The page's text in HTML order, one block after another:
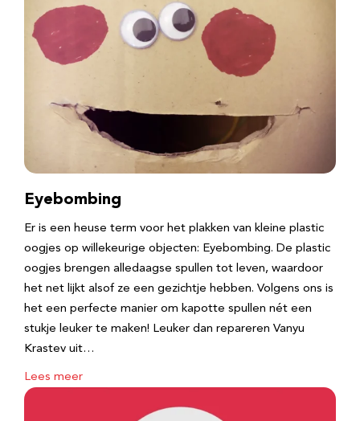
Eyebombing
Er is een heuse term voor het plakken van kleine plastic
oogjes op willekeurige objecten: Eyebombing. De plastic
oogjes brengen alledaagse spullen tot leven, waardoor
het net lijkt alsof ze een gezichtje hebben. Volgens ons is
het een perfecte manier om kapotte spullen nét een
stukje leuker te maken! Leuker dan repareren Vanyu
Krastev uit…
Lees meer